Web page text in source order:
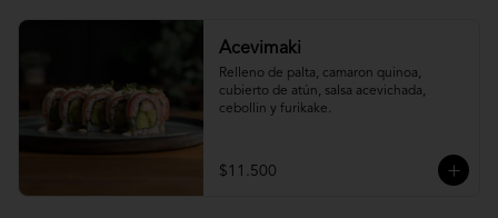
Acevimaki
Relleno de palta, camaron quinoa,
cubierto de atún, salsa acevichada,
cebollin y furikake.
$11.500